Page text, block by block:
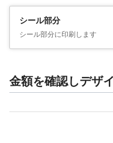
シール部分
シール部分に印刷します
金額を確認しデザ